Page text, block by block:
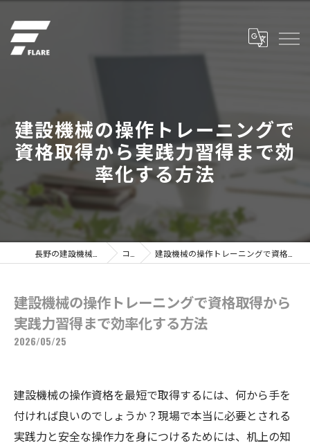
建設機械の操作トレーニングで
資格取得から実践力習得まで効
率化する方法
コラム 建設機械の操作トレーニングで資格取得から実践力習得まで効率化する方法
建設機械の操作トレーニングで資格取得から
実践力習得まで効率化する方法
2026/05/25
建設機械の操作資格を最短で取得するには、何から手を
付ければ良いのでしょうか？現場で本当に必要とされる
実践力と安全な操作力を身につけるためには、机上の知